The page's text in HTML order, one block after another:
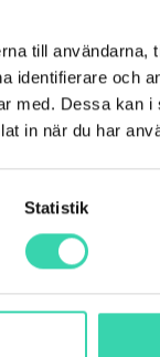
till användarna,
identifierare och
med. Dessa kan
in när du har
Statistik